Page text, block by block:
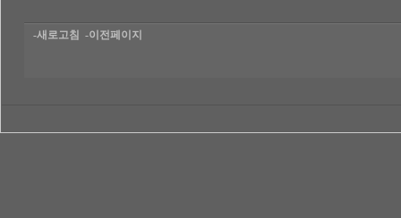
-새로고침 -이전페이지